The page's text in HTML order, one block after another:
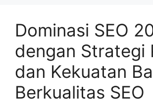
Dominasi SEO
dengan Strategi
dan Kekuatan
Berkualitas SEO